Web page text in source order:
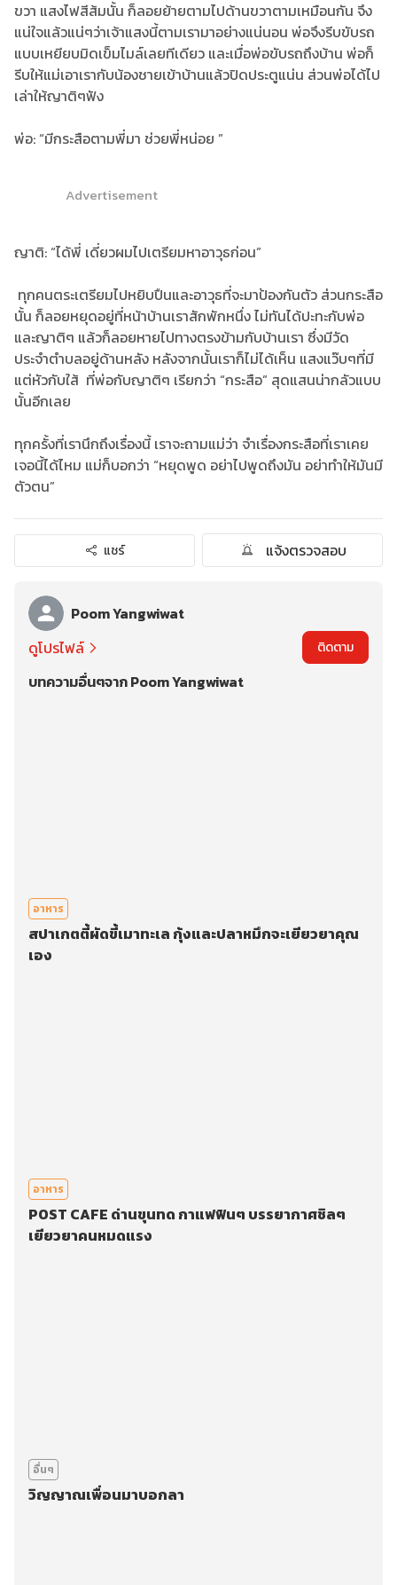
ขวา แสงไฟสีส้มนั้น ก็ลอยย้ายตามไปด้านขวาตามเหมือนกัน จึง
แน่ใจแล้วแน่ๆว่าเจ้าแสงนี้ตามเรามาอย่างแน่นอน พ่อจึงรีบขับรถ
แบบเหยียบมิดเข็มไมล์เลยทีเดียว และเมื่อพ่อขับรถถึงบ้าน พ่อก็
รีบให้แม่เอาเรากับน้องชายเข้าบ้านแล้วปิดประตูแน่น ส่วนพ่อได้ไป
เล่าให้ญาติๆฟัง
พ่อ: “มีกระสือตามพี่มา ช่วยพี่หน่อย ”
Advertisement
ญาติ: “ได้พี่ เดี่ยวผมไปเตรียมหาอาวุธก่อน”
ทุกคนตระเตรียมไปหยิบปืนและอาวุธที่จะมาป้องกันตัว ส่วนกระสือ
นั้น ก็ลอยหยุดอยู่ที่หน้าบ้านเราสักพักหนึ่ง ไม่ทันได้ปะทะกับพ่อ
และญาติๆ แล้วก็ลอยหายไปทางตรงข้ามกับบ้านเรา ซึ่งมีวัด
ประจำตำบลอยู่ด้านหลัง หลังจากนั้นเราก็ไม่ได้เห็น แสงแว๊บๆที่มี
แต่หัวกับใส้ ที่พ่อกับญาติๆ เรียกว่า “กระสือ” สุดแสนน่ากลัวแบบ
นั้นอีกเลย
ทุกครั้งที่เรานึกถึงเรื่องนี้ เราจะถามแม่ว่า จำเรื่องกระสือที่เราเคย
เจอนี้ได้ไหม แม่ก็บอกว่า “หยุดพูด อย่าไปพูดถึงมัน อย่าทำให้มันมี
ตัวตน”
แชร์ แจ้งตรวจสอบ
Poom Yangwiwat
ดูโปรไฟล์
ติดตาม
บทความอื่นๆจาก Poom Yangwiwat
อาหาร
สปาเกตตี้ผัดขี้เมาทะเล กุ้งและปลาหมึกจะเยียวยาคุณ
เอง
อาหาร
POST CAFE ด่านขุนทด กาแฟฟินๆ บรรยากาศชิลๆ
เยียวยาคนหมดแรง
อื่นๆ
วิญญาณเพื่อนมาบอกลา